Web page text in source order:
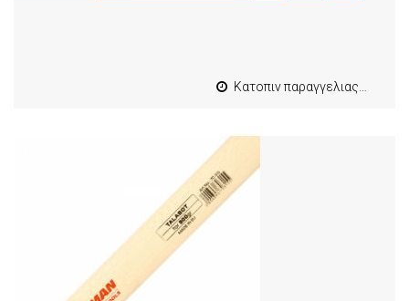
Κατοπιν παραγγελιας από 4 έως 10 εργασιμες